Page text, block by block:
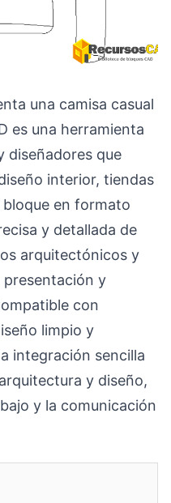
una camisa casual
es una herramienta
diseñadores que
interior, tiendas
en formato
y detallada de
arquitectónicos y
presentación y
con
limpio y
integración sencilla
y diseño,
y la comunicación